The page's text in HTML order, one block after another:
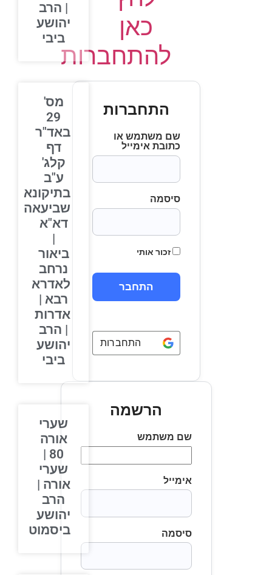
כאן
להתחברות
התחברות
שם משתמש או
כתובת אימייל
סיסמה
זכור אותי
התחברות באמצעותGoogle
הרשמה
שם משתמש
אימייל
סיסמה
| הרב
יהושע
ביבי
מס'
29
באד"ר
דף
קלג'
ע"ב
בתיקונא
שביעאה
דא"א
ביאור
נרחב
לאדרא
רבא |
אדרות
| הרב
יהושע
ביבי
שערי
אורה
80 |
שערי
אורה |
הרב
יהושע
ביסמוט